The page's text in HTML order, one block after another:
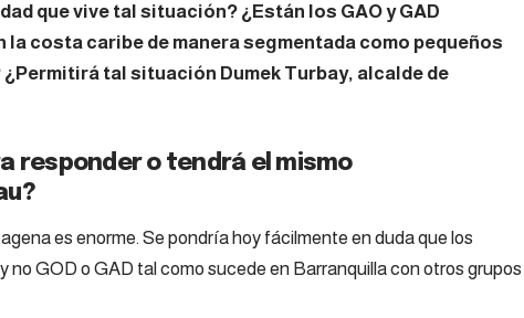
que vive tal situación? ¿Están los GAO y GAD
costa caribe de manera segmentada como pequeños
tal situación Dumek Turbay, alcalde de
responder o tendrá el mismo
es enorme. Se pondría hoy fácilmente en duda que los
no GOD o GAD tal como sucede en Barranquilla con otros grupos